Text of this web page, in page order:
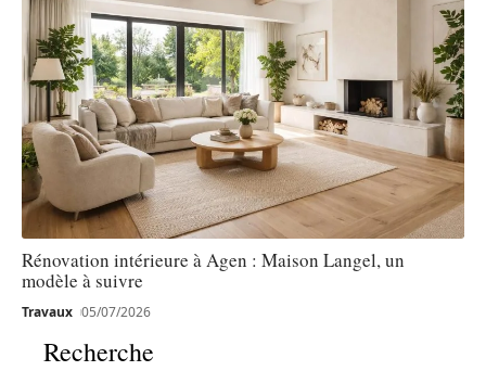
Rénovation intérieure à Agen : Maison Langel, un
modèle à suivre
Travaux 05/07/2026
Recherche